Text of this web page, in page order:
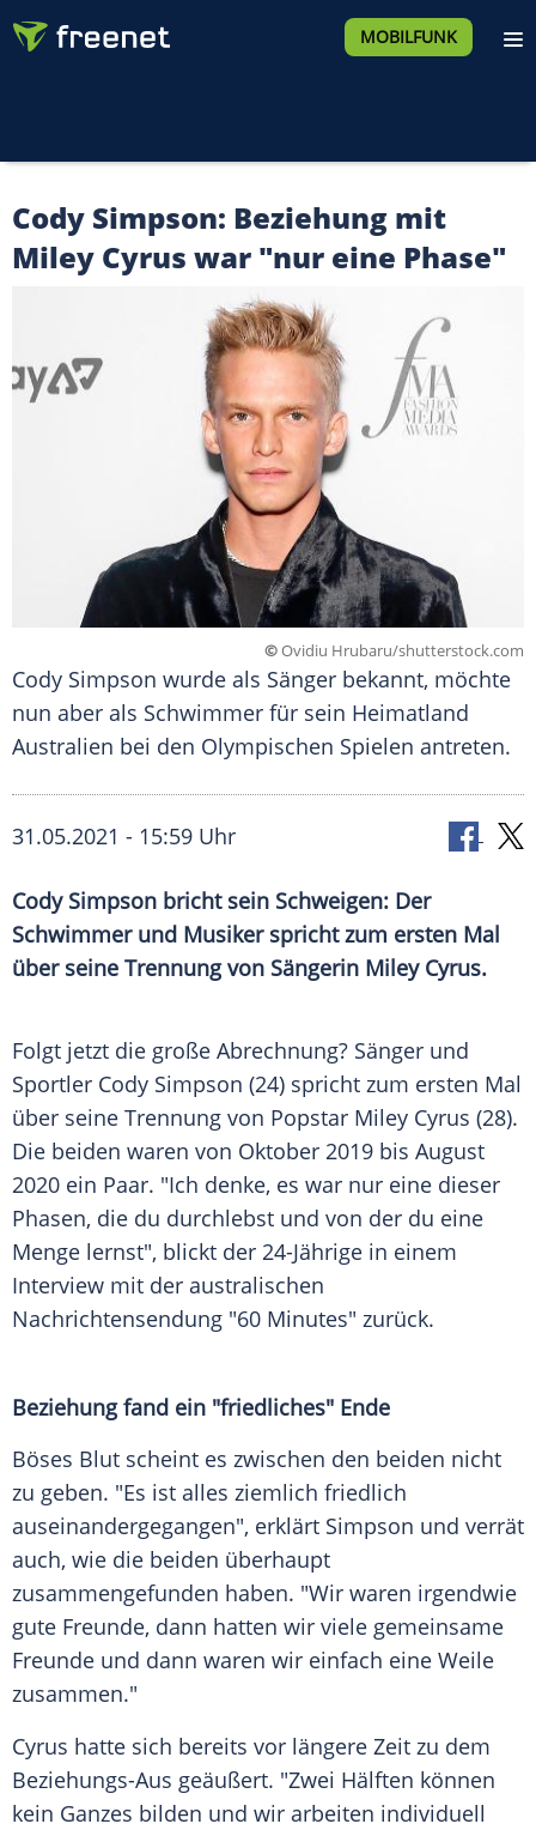
MOBILFUNK
Cody Simpson: Beziehung mit
Miley Cyrus war "nur eine Phase"
©Ovidiu Hrubaru/shutterstock.com
Cody Simpson wurde als Sänger bekannt, möchte
nun aber als Schwimmer für sein Heimatland
Australien bei den Olympischen Spielen antreten.
31.05.2021 - 15:59 Uhr
Cody Simpson bricht sein Schweigen: Der
Schwimmer und Musiker spricht zum ersten Mal
über seine Trennung von Sängerin Miley Cyrus.
Folgt jetzt die große Abrechnung? Sänger und
Sportler Cody Simpson (24) spricht zum ersten Mal
über seine Trennung von Popstar Miley Cyrus (28).
Die beiden waren von Oktober 2019 bis August
2020 ein Paar. "Ich denke, es war nur eine dieser
Phasen, die du durchlebst und von der du eine
Menge lernst", blickt der 24-Jährige in einem
Interview mit der australischen
Nachrichtensendung "60 Minutes" zurück.
Beziehung fand ein "friedliches" Ende
Böses Blut scheint es zwischen den beiden nicht
zu geben. "Es ist alles ziemlich friedlich
auseinandergegangen", erklärt Simpson und verrät
auch, wie die beiden überhaupt
zusammengefunden haben. "Wir waren irgendwie
gute Freunde, dann hatten wir viele gemeinsame
Freunde und dann waren wir einfach eine Weile
zusammen."
Cyrus hatte sich bereits vor längere Zeit zu dem
Beziehungs-Aus geäußert. "Zwei Hälften können
kein Ganzes bilden und wir arbeiten individuell